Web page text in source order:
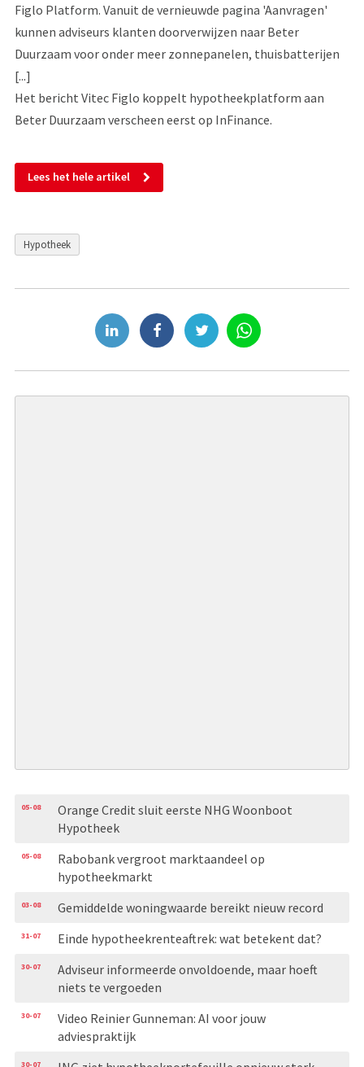
Figlo Platform. Vanuit de vernieuwde pagina 'Aanvragen'
kunnen adviseurs klanten doorverwijzen naar Beter
Duurzaam voor onder meer zonnepanelen, thuisbatterijen
[...]
Het bericht Vitec Figlo koppelt hypotheekplatform aan
Beter Duurzaam verscheen eerst op InFinance.
Lees het hele artikel
Hypotheek
05-08
Orange Credit sluit eerste NHG Woonboot
Hypotheek
05-08
Rabobank vergroot marktaandeel op
hypotheekmarkt
03-08 Gemiddelde woningwaarde bereikt nieuw record
31-07 Einde hypotheekrenteaftrek: wat betekent dat?
30-07
Adviseur informeerde onvoldoende, maar hoeft
niets te vergoeden
30-07
Video Reinier Gunneman: AI voor jouw
adviespraktijk
30-07